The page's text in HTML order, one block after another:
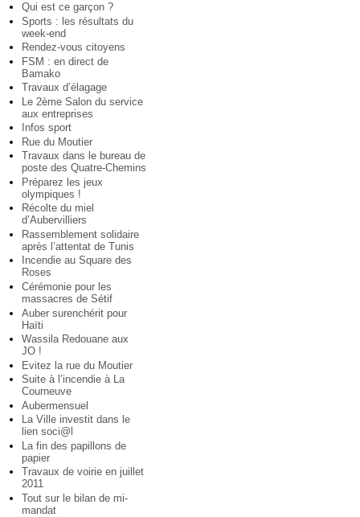
Qui est ce garçon ?
Sports : les résultats du
week-end
Rendez-vous citoyens
FSM : en direct de
Bamako
Travaux d’élagage
Le 2ème Salon du service
aux entreprises
Infos sport
Rue du Moutier
Travaux dans le bureau de
poste des Quatre-Chemins
Préparez les jeux
olympiques !
Récolte du miel
d’Aubervilliers
Rassemblement solidaire
après l’attentat de Tunis
Incendie au Square des
Roses
Cérémonie pour les
massacres de Sétif
Auber surenchérit pour
Haïti
Wassila Redouane aux
JO !
Evitez la rue du Moutier
Suite à l’incendie à La
Courneuve
Aubermensuel
La Ville investit dans le
lien soci@l
La fin des papillons de
papier
Travaux de voirie en juillet
2011
Tout sur le bilan de mi-
mandat